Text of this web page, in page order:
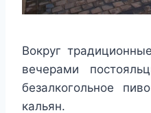
Вокруг
вечерами
безалкогольное
кальян.